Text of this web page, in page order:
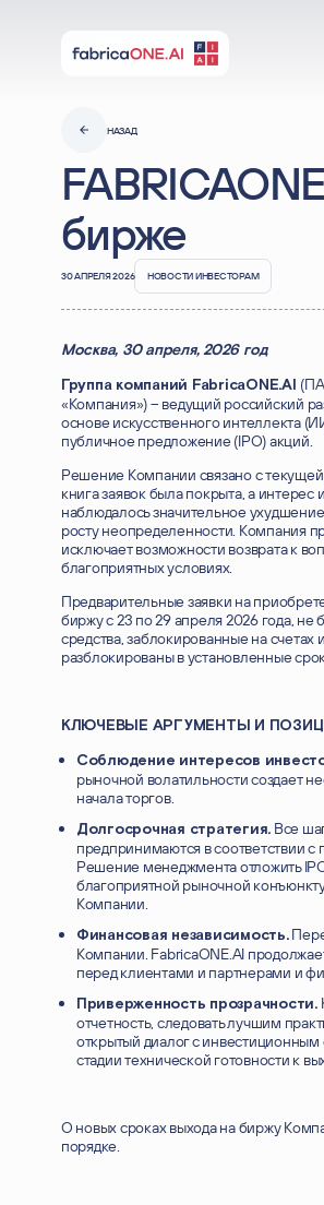
press@insightridge.com
НАЗАД
бирже
30 АПРЕЛЯ 2026 НОВОСТИ ИНВЕСТОРАМ
Москва, 30 апреля, 2026 год
Группа компаний FabricaONE.AI
«Компания») – ведущий российский
основе искусственного интеллекта
публичное предложение (IPO) акций.
Решение Компании связано с
книга заявок была покрыта, а
наблюдалось значительное
росту неопределенности. Компания
исключает возможности возврата к
благоприятных условиях.
Предварительные заявки на
биржу с 23 по 29 апреля 2026 года,
средства, заблокированные на счетах
разблокированы в установленные
КЛЮЧЕВЫЕ АРГУМЕНТЫ И
Соблюдение интересов
рыночной волатильности создает
начала торгов.
Долгосрочная стратегия. Все
предпринимаются в соответствии
Решение менеджмента отложить
благоприятной рыночной
Компании.
Финансовая независимость.
Компании. FabricaONE.AI
перед клиентами и партнерами и
Приверженность прозрачности.
отчетность, следовать лучшим
открытый диалог с
стадии технической готовности к
О новых сроках выхода на биржу
порядке.